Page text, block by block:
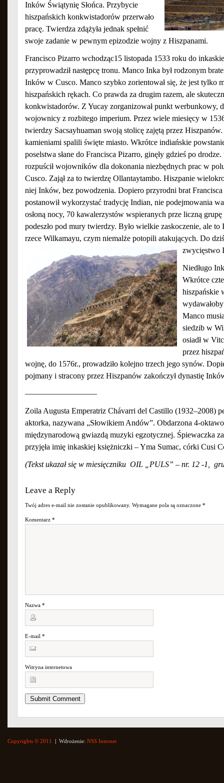
Inków Świątynię Słońca. Przybycie
hiszpańskich konkwistadorów przerwało
pracę. Twierdza zdążyła jednak spełnić
swoje zadanie w pewnym epizodzie wojny z Hiszpanami.
Francisco Pizarro wchodząc15 listopada 1533 roku do
przyprowadził następcę tronu. Manco Inka był rodzonym
Inków w Cusco. Manco szybko zorientował się, że jest tylko
hiszpańskich rękach. Co prawda za drugim razem, ale
konkwistadorów. Z Yucay zorganizował punkt werbunkowy,
wojownicy z rozbitego imperium. Przez wiele miesięcy w
twierdzy Sacsayhuaman swoją stolicę zajętą przez
kamieniami spalili święte miasto. Wkrótce indiańskie
poselstwa słane do Francisca Pizarro, ginęły gdzieś po
rozpuścił wojowników dla dokonania niezbędnych prac w
Cusco. Zajął za to twierdzę Ollantaytambo. Hiszpanie
niej Inków, bez powodzenia. Dopiero przyrodni brat
postanowił wykorzystać tradycję Indian, nie podejmowania
osłoną nocy, 70 kawalerzystów wspieranych prze liczną
podeszło pod mury twierdzy. Było wielkie zaskoczenie, ale
rzece Wilkamayu, czym niemalże potopili atakujących. Do
zwycięstwo
Niedługo
Wkrótce
hiszpańskie
Manco
siedzib w
osiadł w
przez
wojnę, do 1576r., prowadziło kolejno trzech jego synów.
pojmany i stracony przez Hiszpanów zakończył dynastię
—————————
Zoila Augusta Emperatriz Chávarri del Castillo (1932–2008)
aktorka, nazywana „Słowikiem Andów”. Obdarzona 4-
międzynarodową gwiazdą muzyki egzotycznej. Śpiewaczka
przyjęła imię inkaskiej księżniczki – Yma Sumac, córki Cusi
(Tekst ukazał się w miesięczniku OIL „PULS” – nr. 12 -1,
Leave a Reply
Twój adres e-mail nie zostanie opublikowany. Wymagane pola są oznaczone *
Komentarz *
Nazwa *
E-mail *
Witryna internetowa
Copyrights © 2011 | Wdrożenie: NSS Internet